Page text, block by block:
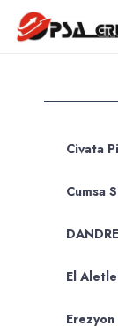
Civata
Cumsa
El